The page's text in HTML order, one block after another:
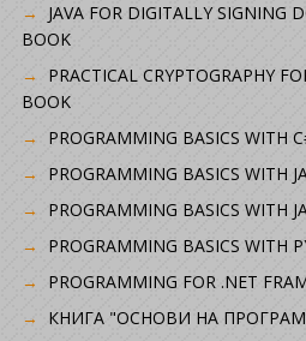
JAVA FOR DIGITALLY SIGNING
BOOK
PRACTICAL CRYPTOGRAPHY
BOOK
PROGRAMMING BASICS WITH
PROGRAMMING BASICS WITH
PROGRAMMING BASICS WITH
PROGRAMMING BASICS WITH
PROGRAMMING FOR .NET
КНИГА "ОСНОВИ НА